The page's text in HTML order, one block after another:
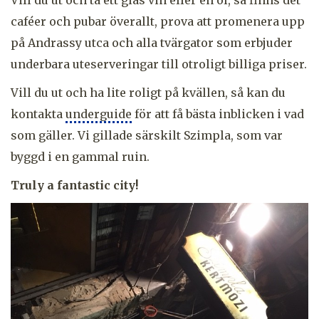
caféer och pubar överallt, prova att promenera upp
på Andrassy utca och alla tvärgator som erbjuder
underbara uteserveringar till otroligt billiga priser.
Vill du ut och ha lite roligt på kvällen, så kan du
kontakta underguide för att få bästa inblicken i vad
som gäller. Vi gillade särskilt Szimpla, som var
byggd i en gammal ruin.
Truly a fantastic city!